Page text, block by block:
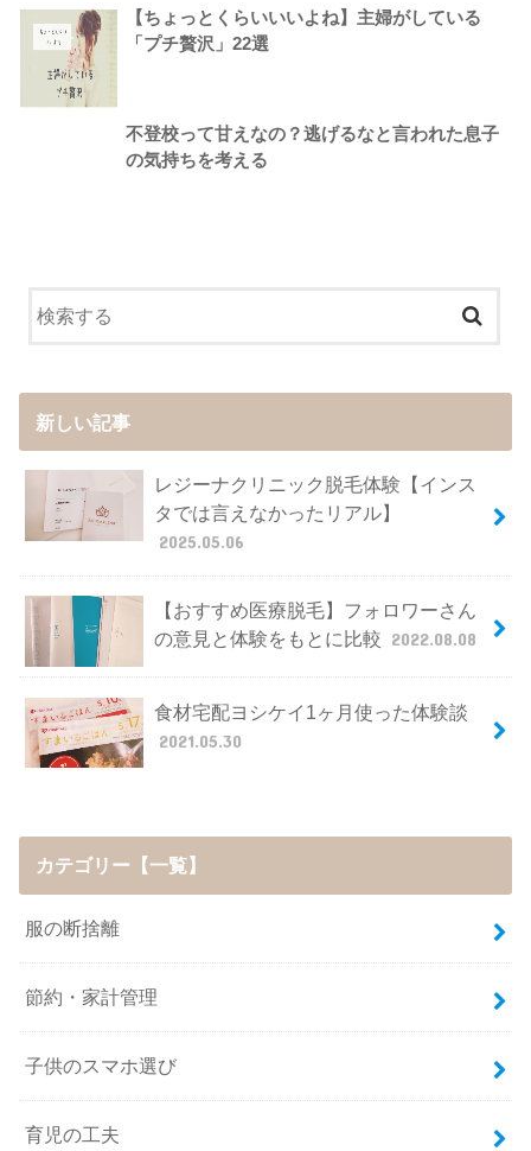
【ちょっとくらいいいよね】主婦がしている
「プチ贅沢」22選
不登校って甘えなの？逃げるなと言われた息子
の気持ちを考える
新しい記事
レジーナクリニック脱毛体験【インス
タでは言えなかったリアル】
2025.05.06
【おすすめ医療脱毛】フォロワーさん
の意見と体験をもとに比較 2022.08.08
食材宅配ヨシケイ1ヶ月使った体験談
2021.05.30
カテゴリー【一覧】
服の断捨離
節約・家計管理
子供のスマホ選び
育児の工夫